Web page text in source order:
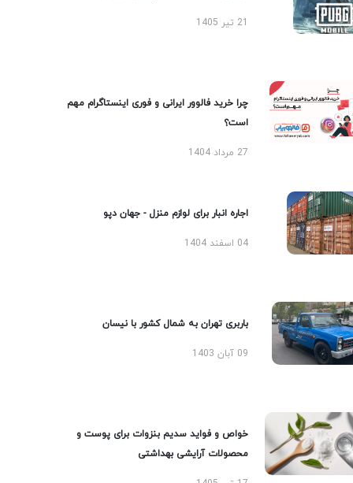
چرا خرید فالوور ایرانی و فوری اینستاگرام مهم
است؟
27 مرداد 1404
اجاره انبار برای لوازم منزل - جهان دپو
04 اسفند 1404
باربری تهران به شمال کشور با نیسان
09 آبان 1403
خواص و فواید سدیم بنزوات برای پوست و
محصولات آرایشی بهداشتی